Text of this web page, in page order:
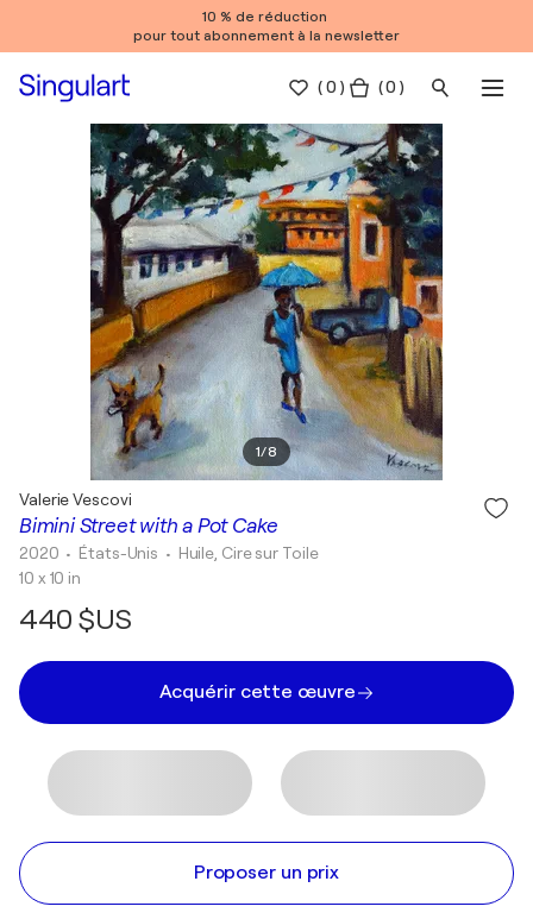
10 % de réduction
pour tout abonnement à la newsletter
(0 ) ( 0 )
1/8
Bimini Street with a Pot Cake
Valerie Vescovi
2020 • États-Unis • Huile, Cire sur Toile
10 x 10 in
440 $US
Acquérir cette œuvre
Proposer un prix